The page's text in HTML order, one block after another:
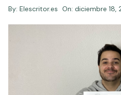
By: Elescritor.es On:diciembre 18,